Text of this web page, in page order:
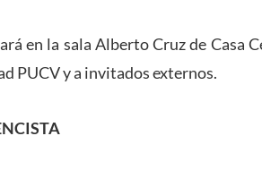
en la sala Alberto Cruz de Casa
PUCV y a invitados externos.